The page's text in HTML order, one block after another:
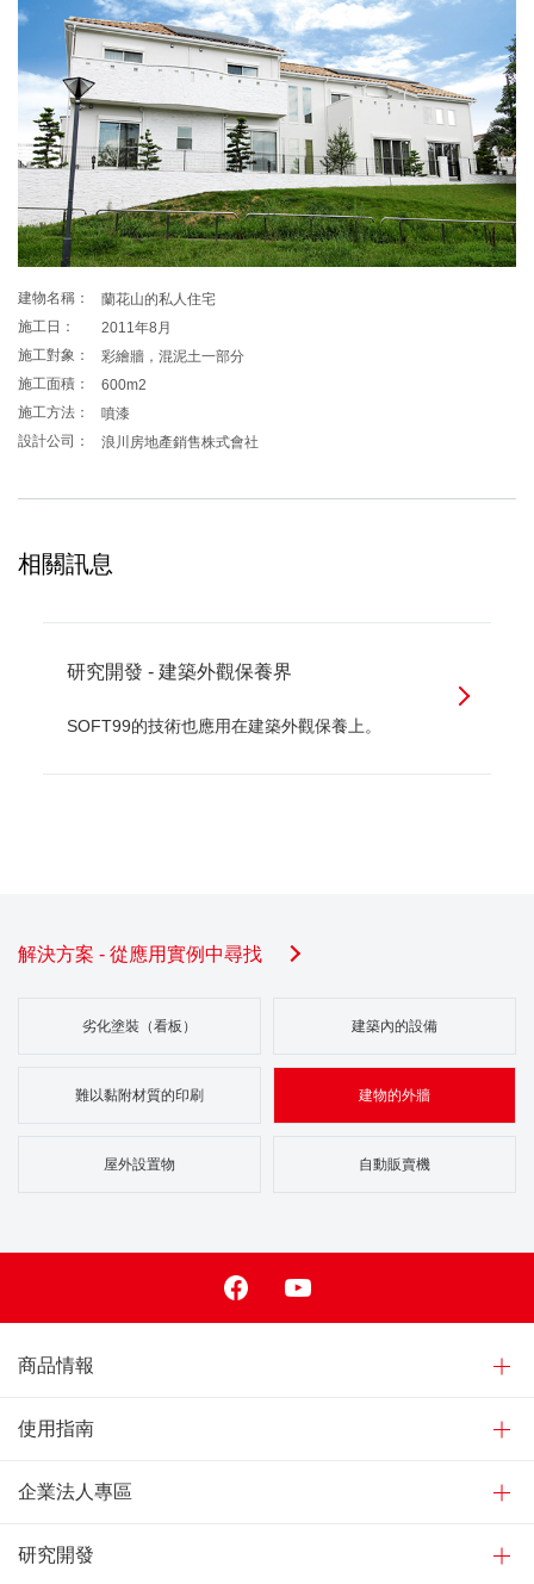
建物名稱：
蘭花山的私人住宅
施工日：
2011年8月
施工對象：
彩繪牆，混泥土一部分
施工面積：
600m2
施工方法：
噴漆
設計公司：
浪川房地產銷售株式會社
相關訊息
研究開發 - 建築外觀保養界
SOFT99的技術也應用在建築外觀保養上。
解決方案 - 從應用實例中尋找
劣化塗裝（看板） 建築內的設備
難以黏附材質的印刷 建物的外牆
屋外設置物 自動販賣機
商品情報
使用指南
企業法人專區
研究開發